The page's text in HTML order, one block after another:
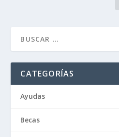
CATEGORÍAS
Ayudas
Becas